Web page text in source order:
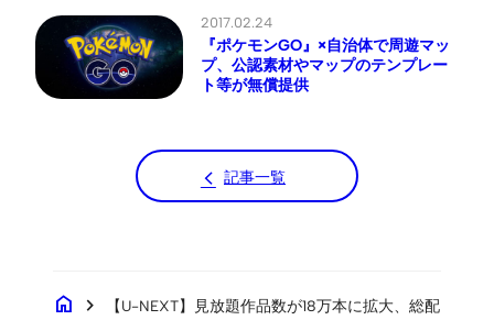
2017.02.24
『ポケモンGO』×自治体で周遊マッ
プ、公認素材やマップのテンプレー
ト等が無償提供
記事一覧
home chevron_right
【U-NEXT】見放題作品数が18万本に拡大、総配